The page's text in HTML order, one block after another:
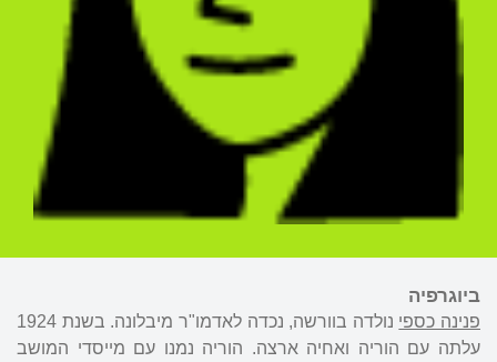
ביוגרפיה
פנינה כספי
נולדה בוורשה, נכדה לאדמו"ר מיבלונה. בשנת 1924
עלתה עם הוריה ואחיה ארצה. הוריה נמנו עם מייסדי המושב